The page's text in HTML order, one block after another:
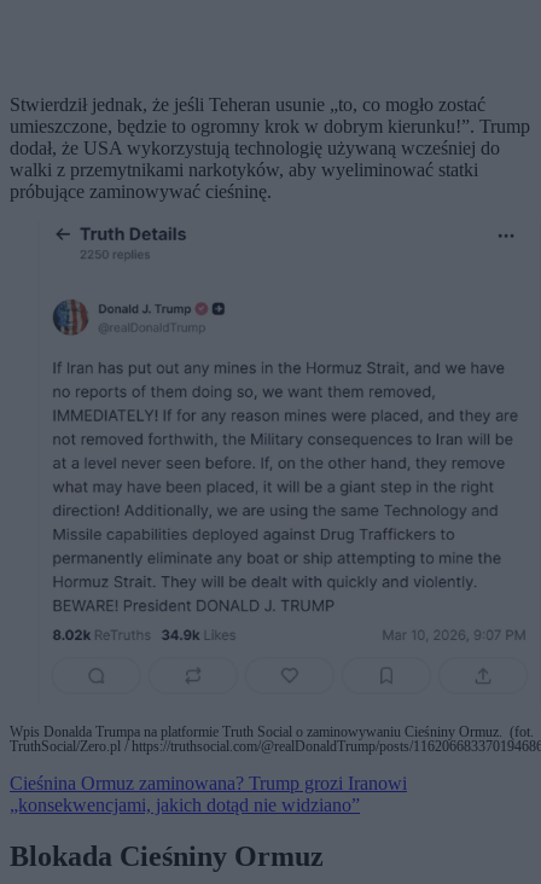
Stwierdził jednak, że jeśli Teheran usunie „to, co mogło zostać
umieszczone, będzie to ogromny krok w dobrym kierunku!”. Trump
dodał, że USA wykorzystują technologię używaną wcześniej do
walki z przemytnikami narkotyków, aby wyeliminować statki
próbujące zaminowywać cieśninę.
Wpis Donalda Trumpa na platformie Truth Social o zaminowywaniu Cieśniny Ormuz. (fot.
TruthSocial/Zero.pl / https://truthsocial.com/@realDonaldTrump/posts/
Cieśnina Ormuz zaminowana? Trump grozi Iranowi
„konsekwencjami, jakich dotąd nie widziano”
Blokada Cieśniny Ormuz